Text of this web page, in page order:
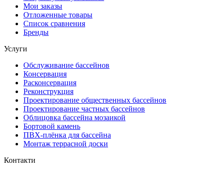
Мои заказы
Отложенные товары
Список сравнения
Бренды
Услуги
Обслуживание бассейнов
Консервация
Расконсервация
Реконструкция
Проектирование общественных бассейнов
Проектирование частных бассейнов
Облицовка бассейна мозаикой
Бортовой камень
ПВХ-плёнка для бассейна
Монтаж террасной доски
Контакти